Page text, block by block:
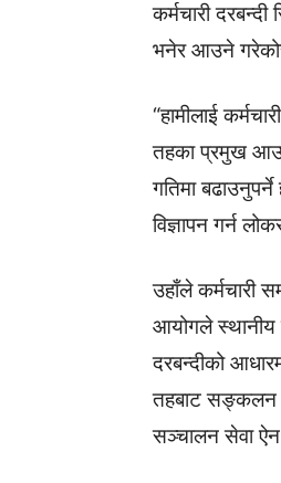
कर्मचारी
भनेर आउने
“हामीलाई
तहका प्रमुख आउने
गतिमा
विज्ञापन गर्न
उहाँले कर्मचारी
आयोगले स्थानीय
दरबन्दीको
तहबाट सङ्कलन
सञ्चालन सेवा